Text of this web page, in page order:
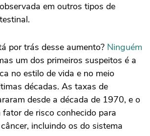
em outros tipos de
por trás desse aumento? Ninguém
um dos primeiros suspeitos é a
no estilo de vida e no meio
décadas. As taxas de
desde a década de 1970, e o
fator de risco conhecido para
incluindo os do sistema